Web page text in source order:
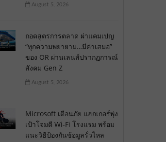
August 5, 2026
ถอดสูตรการตลาด ผ่าแคมเปญ
“ทุกความพยายาม…มีค่าเสมอ”
ของ OR ผ่านเลนส์ปรากฏการณ์
สังคม Gen Z
August 5, 2026
Microsoft เตือนภัย แฮกเกอร์พุ่ง
เป้าโจมตี Wi-Fi โรงแรม พร้อม
แนะวิธีป้องกันข้อมูลรั่วไหล